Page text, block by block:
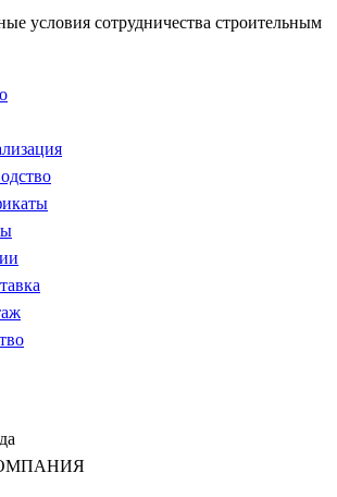
условия сотрудничества строительным